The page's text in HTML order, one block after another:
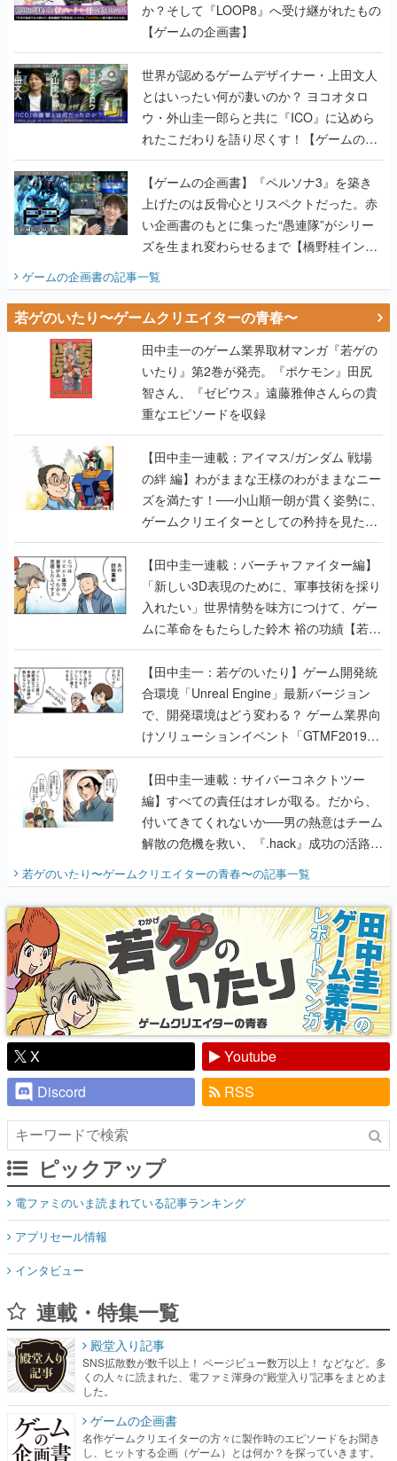
か？そして『LOOP8』へ受け継がれたもの
【ゲームの企画書】
世界が認めるゲームデザイナー・上田文人
とはいったい何が凄いのか？ ヨコオタロ
ウ・外山圭一郎らと共に『ICO』に込めら
れたこだわりを語り尽くす！【ゲームの企
画書】
【ゲームの企画書】『ペルソナ3』を築き
上げたのは反骨心とリスペクトだった。赤
い企画書のもとに集った“愚連隊”がシリー
ズを生まれ変わらせるまで【橋野桂インタ
ビュー】
ゲームの企画書の記事一覧
若ゲのいたり〜ゲームクリエイターの青春〜
田中圭一のゲーム業界取材マンガ『若ゲの
いたり』第2巻が発売。『ポケモン』田尻
智さん、『ゼビウス』遠藤雅伸さんらの貴
重なエピソードを収録
【田中圭一連載：アイマス/ガンダム 戦場
の絆 編】わがままな王様のわがままなニー
ズを満たす！──小山順一朗が貫く姿勢に、
ゲームクリエイターとしての矜持を見た
【若ゲのいたり最終回】
【田中圭一連載：バーチャファイター編】
「新しい3D表現のために、軍事技術を採り
入れたい」世界情勢を味方につけて、ゲー
ムに革命をもたらした鈴木 裕の功績【若ゲ
のいたり】
【田中圭一：若ゲのいたり】ゲーム開発統
合環境「Unreal Engine」最新バージョン
で、開発環境はどう変わる？ ゲーム業界向
けソリューションイベント「GTMF2019」
に行って、より理解を深めよう【PR】
【田中圭一連載：サイバーコネクトツー
編】すべての責任はオレが取る。だから、
付いてきてくれないか──男の熱意はチーム
解散の危機を救い、『.hack』成功の活路を
開く。業界の快男児・松山 洋に流れる血は
『少年ジャンプ』色だった【若ゲのいた
り】
若ゲのいたり〜ゲームクリエイターの青春〜の記事一覧
X
Youtube
Discord
RSS
ピックアップ
電ファミのいま読まれている記事ランキング
アプリセール情報
インタビュー
連載・特集一覧
殿堂入り記事
SNS拡散数が数千以上！ ページビュー数万以上！ などなど。多
くの人々に読まれた、電ファミ渾身の“殿堂入り”記事をまとめま
した。
ゲームの企画書
名作ゲームクリエイターの方々に製作時のエピソードをお聞き
し、ヒットする企画（ゲーム）とは何か？を探っていきます。